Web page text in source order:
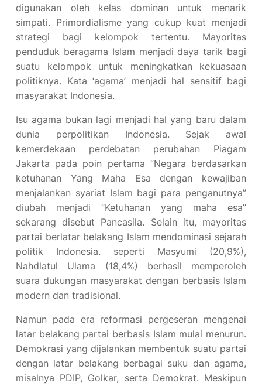
digunakan oleh kelas dominan untuk menarik
simpati. Primordialisme yang cukup kuat menjadi
strategi bagi kelompok tertentu. Mayoritas
penduduk beragama Islam menjadi daya tarik bagi
suatu kelompok untuk meningkatkan kekuasaan
politiknya. Kata ‘agama’ menjadi hal sensitif bagi
masyarakat Indonesia.
Isu agama bukan lagi menjadi hal yang baru dalam
dunia perpolitikan Indonesia. Sejak awal
kemerdekaan perdebatan perubahan Piagam
Jakarta pada poin pertama ”Negara berdasarkan
ketuhanan Yang Maha Esa dengan kewajiban
menjalankan syariat Islam bagi para penganutnya”
diubah menjadi ”Ketuhanan yang maha esa”
sekarang disebut Pancasila. Selain itu, mayoritas
partai berlatar belakang Islam mendominasi sejarah
politik Indonesia. seperti Masyumi (20,9%),
Nahdlatul Ulama (18,4%) berhasil memperoleh
suara dukungan masyarakat dengan berbasis Islam
modern dan tradisional.
Namun pada era reformasi pergeseran mengenai
latar belakang partai berbasis Islam mulai menurun.
Demokrasi yang dijalankan membentuk suatu partai
dengan latar belakang berbagai suku dan agama,
misalnya PDIP, Golkar, serta Demokrat. Meskipun